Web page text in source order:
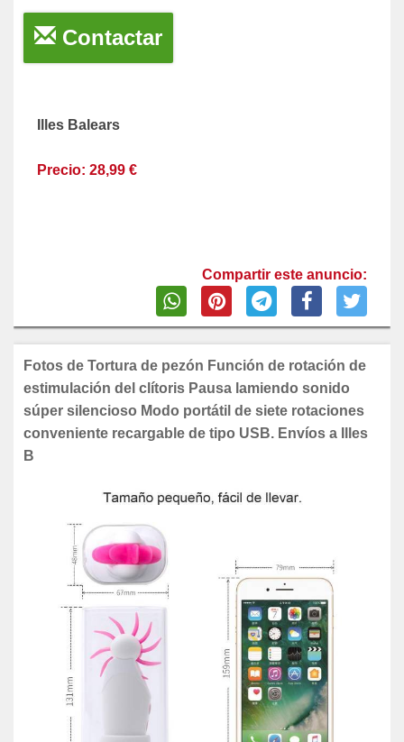
Contactar
Illes Balears
Precio: 28,99 €
Compartir este anuncio:
Fotos de Tortura de pezón Función de rotación de
estimulación del clítoris Pausa lamiendo sonido
súper silencioso Modo portátil de siete rotaciones
conveniente recargable de tipo USB. Envíos a Illes
B